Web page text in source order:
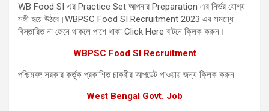
WB Food SI এর Practice Set আপনার Preparation এর নির্ভর যোগ্য
সঙ্গী হয়ে উঠবে।WBPSC Food SI Recruitment 2023 এর সমন্ধে
বিস্তারিত না জেনে থাকলে পাশে থাকা Click Here বাটনে ক্লিক করুন।
WBPSC Food SI Recruitment
পশ্চিমবঙ্গ সরকার কর্তৃক প্রকাশিত চাকরীর আপডেট পাওয়ায় জন্য ক্লিক করুন
West Bengal Govt. Job